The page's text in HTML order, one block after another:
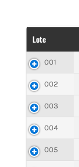
Lote
001
002
003
004
005